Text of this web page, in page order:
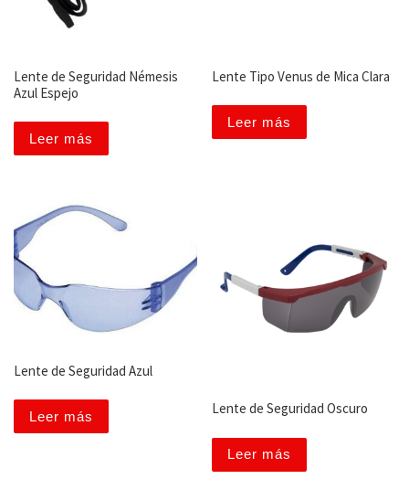
Lente de Seguridad Némesis
Azul Espejo
Leer más
Lente Tipo Venus de Mica Clara
Leer más
Lente de Seguridad Azul
Leer más Lente de Seguridad Oscuro
Leer más